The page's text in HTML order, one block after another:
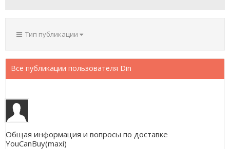
Тип публикации
Все публикации пользователя Din
Общая информация и вопросы по доставке
YouCanBuy(maxi)